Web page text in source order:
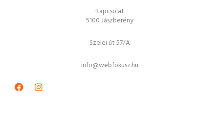
Kapcsolat
5100 Jászberény
Szelei út 57/A
info@webfokusz.hu
FacebookInstagram